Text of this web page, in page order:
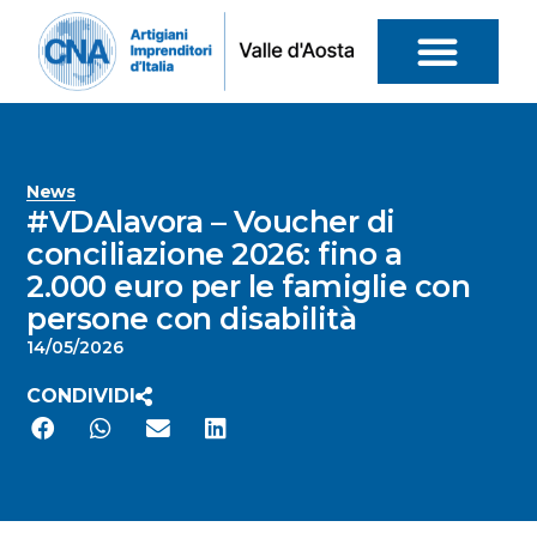
News
#VDAlavora – Voucher di
conciliazione 2026: fino a
2.000 euro per le famiglie con
persone con disabilità
14/05/2026
CONDIVIDI